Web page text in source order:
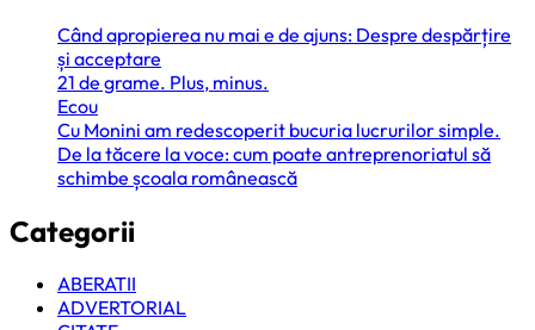
Când apropierea nu mai e de ajuns: Despre despărțire
și acceptare
21 de grame. Plus, minus.
Ecou
Cu Monini am redescoperit bucuria lucrurilor simple.
De la tăcere la voce: cum poate antreprenoriatul să
schimbe școala românească
Categorii
ABERATII
ADVERTORIAL